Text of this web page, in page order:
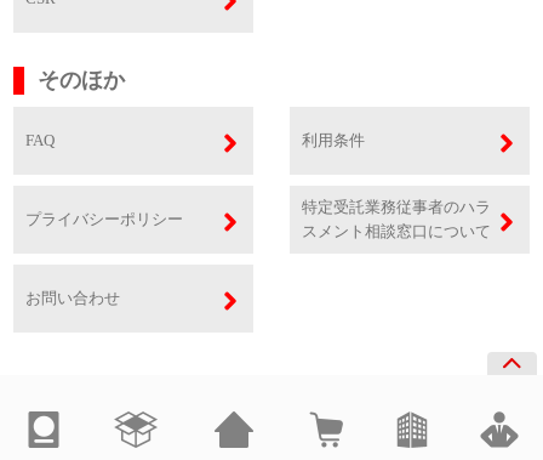
そのほか
FAQ 利用条件
プライバシーポリシー
特定受託業務従事者のハラ
スメント相談窓口について
お問い合わせ